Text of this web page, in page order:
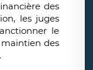
des
les juges
le
des